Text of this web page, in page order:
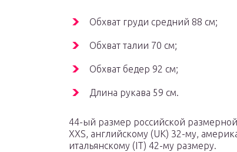
Обхват груди средний 88 см;
Обхват талии 70 см;
Обхват бедер 92 см;
Длина рукава 59 см.
44-ый размер российской размерной
XXS, английскому (UK) 32-му,
итальянскому (IT) 42-му размеру.